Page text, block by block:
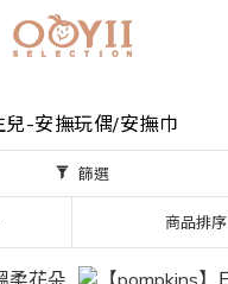
兒-安撫玩偶/安撫巾
篩選
商品排序